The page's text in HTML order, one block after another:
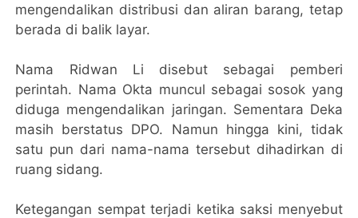
mengendalikan distribusi dan aliran barang, tetap
berada di balik layar.
Nama Ridwan Li disebut sebagai pemberi
perintah. Nama Okta muncul sebagai sosok yang
diduga mengendalikan jaringan. Sementara Deka
masih berstatus DPO. Namun hingga kini, tidak
satu pun dari nama-nama tersebut dihadirkan di
ruang sidang.
Ketegangan sempat terjadi ketika saksi menyebut